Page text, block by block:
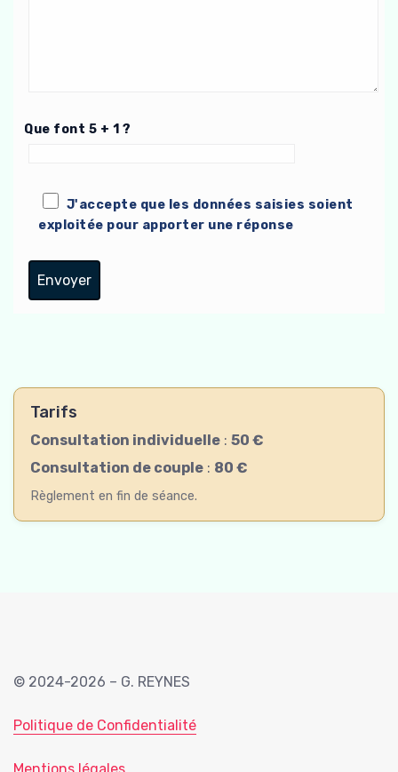
Que font 5 + 1 ?
J'accepte que les données saisies soient
exploitée pour apporter une réponse
Tarifs
Consultation individuelle : 50 €
Consultation de couple : 80 €
Règlement en fin de séance.
© 2024-2026 – G. REYNES
Politique de Confidentialité